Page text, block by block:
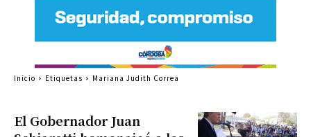
El Gobernador Juan
Inicio Etiquetas Mariana Judith Correa